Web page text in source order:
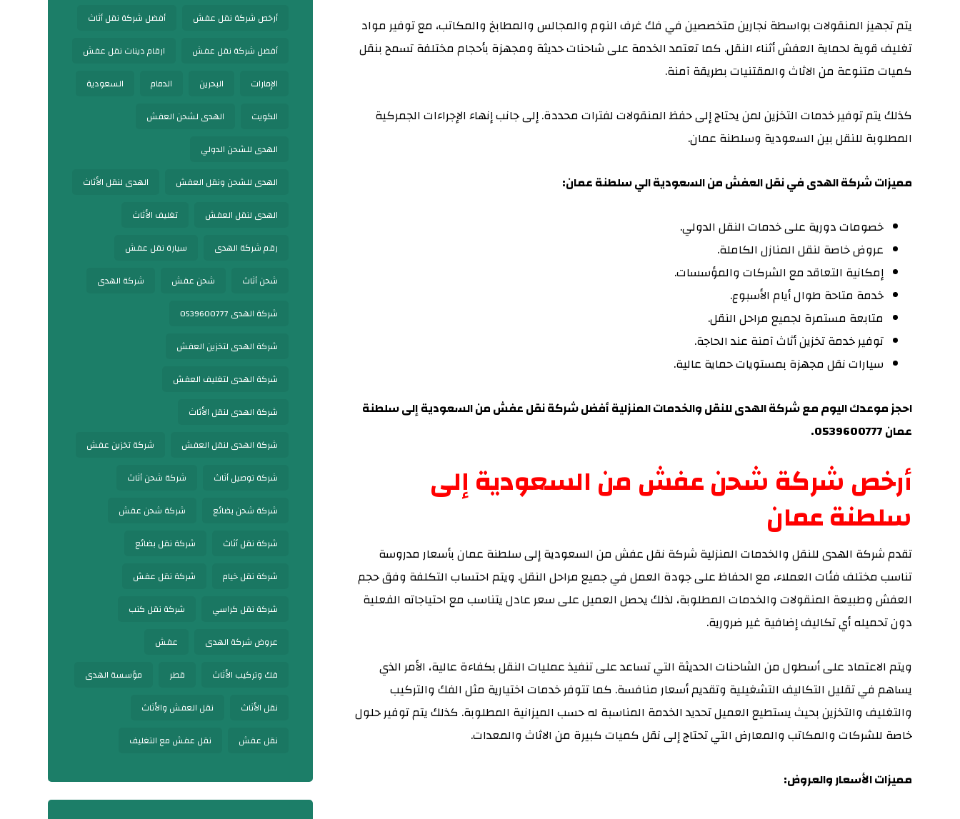
يتم تجهيز المنقولات بواسطة نجارين متخصصين في فك غرف النوم والمجالس والمطابخ والمكاتب، مع توفير مواد
تغليف قوية لحماية العفش أثناء النقل. كما تعتمد الخدمة على شاحنات حديثة ومجهزة بأحجام مختلفة تسمح بنقل
كميات متنوعة من الاثاث والمقتنيات بطريقة آمنة.
كذلك يتم توفير خدمات التخزين لمن يحتاج إلى حفظ المنقولات لفترات محددة. إلى جانب إنهاء الإجراءات الجمركية
المطلوبة للنقل بين السعودية وسلطنة عمان.
مميزات شركة الهدى في نقل العفش من السعودية الي سلطنة عمان:
خصومات دورية على خدمات النقل الدولي.
عروض خاصة لنقل المنازل الكاملة.
إمكانية التعاقد مع الشركات والمؤسسات.
خدمة متاحة طوال أيام الأسبوع.
متابعة مستمرة لجميع مراحل النقل.
توفير خدمة تخزين أثاث آمنة عند الحاجة.
سيارات نقل مجهزة بمستويات حماية عالية.
احجز موعدك اليوم مع شركة الهدى للنقل والخدمات المنزلية أفضل شركة نقل عفش من السعودية إلى سلطنة
عمان 0539600777.
أرخص شركة شحن عفش من السعودية إلى
سلطنة عمان
تقدم شركة الهدى للنقل والخدمات المنزلية شركة نقل عفش من السعودية إلى سلطنة عمان بأسعار مدروسة
تناسب مختلف فئات العملاء، مع الحفاظ على جودة العمل في جميع مراحل النقل. ويتم احتساب التكلفة وفق حجم
العفش وطبيعة المنقولات والخدمات المطلوبة، لذلك يحصل العميل على سعر عادل يتناسب مع احتياجاته الفعلية
دون تحميله أي تكاليف إضافية غير ضرورية.
ويتم الاعتماد على أسطول من الشاحنات الحديثة التي تساعد على تنفيذ عمليات النقل بكفاءة عالية، الأمر الذي
يساهم في تقليل التكاليف التشغيلية وتقديم أسعار منافسة. كما تتوفر خدمات اختيارية مثل الفك والتركيب
والتغليف والتخزين بحيث يستطيع العميل تحديد الخدمة المناسبة له حسب الميزانية المطلوبة. كذلك يتم توفير حلول
خاصة للشركات والمكاتب والمعارض التي تحتاج إلى نقل كميات كبيرة من الاثاث والمعدات.
مميزات الأسعار والعروض:
أرخص شركة نقل عفش أفضل شركة نقل أثاث
أفضل شركة نقل عفش ارقام دينات نقل عفش
الإمارات البحرين الدمام السعودية
الكويت الهدى لشحن العفش
الهدى للشحن الدولي
الهدى للشحن ونقل العفش الهدى لنقل الأثاث
الهدى لنقل العفش تغليف الأثاث
رقم شركة الهدى سيارة نقل عفش
شحن أثاث شحن عفش شركة الهدى
شركة الهدى 0539600777
شركة الهدى لتخزين العفش
شركة الهدى لتغليف العفش
شركة الهدى لنقل الأثاث
شركة الهدى لنقل العفش شركة تخزين عفش
شركة توصيل أثاث شركة شحن أثاث
شركة شحن بضائع شركة شحن عفش
شركة نقل أثاث شركة نقل بضائع
شركة نقل خيام شركة نقل عفش
شركة نقل كراسي شركة نقل كنب
عروض شركة الهدى عفش
فك وتركيب الأثاث قطر مؤسسة الهدى
نقل الأثاث نقل العفش والأثاث
نقل عفش نقل عفش مع التغليف